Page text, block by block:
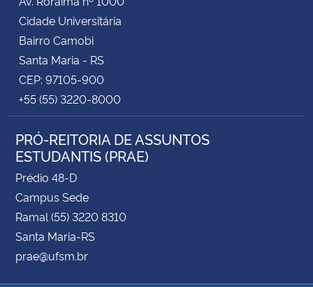
Secretaria-Geral
Secretaria de Governo
Gabinete de Segurança Institucional
Advocacia-Geral da União
Banco Central do Brasil
Planalto
Cidade Universitária
Bairro Camobi
Santa Maria - RS
CEP: 97105-900
+55 (55) 3220-8000
PRÓ-REITORIA DE ASSUNTOS
ESTUDANTIS (PRAE)
Prédio 48-D
Campus Sede
Ramal (55) 3220 8310
Santa Maria-RS
prae@ufsm.br